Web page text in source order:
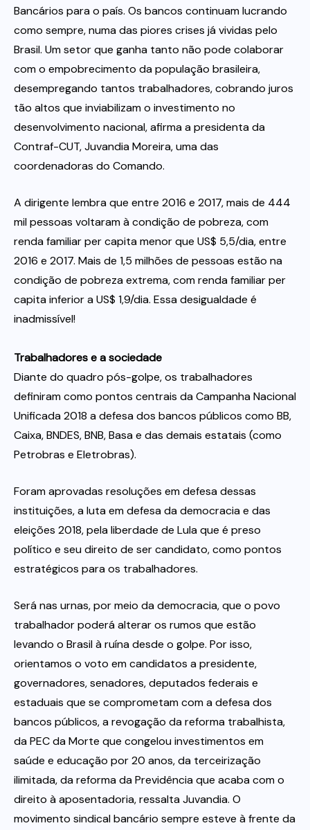
Bancários para o país. Os bancos continuam lucrando
como sempre, numa das piores crises já vividas pelo
Brasil. Um setor que ganha tanto não pode colaborar
com o empobrecimento da população brasileira,
desempregando tantos trabalhadores, cobrando juros
tão altos que inviabilizam o investimento no
desenvolvimento nacional, afirma a presidenta da
Contraf-CUT, Juvandia Moreira, uma das
coordenadoras do Comando.
A dirigente lembra que entre 2016 e 2017, mais de 444
mil pessoas voltaram à condição de pobreza, com
renda familiar per capita menor que US$ 5,5/dia, entre
2016 e 2017. Mais de 1,5 milhões de pessoas estão na
condição de pobreza extrema, com renda familiar per
capita inferior a US$ 1,9/dia. Essa desigualdade é
inadmissível!
Trabalhadores e a sociedade
Diante do quadro pós-golpe, os trabalhadores
definiram como pontos centrais da Campanha Nacional
Unificada 2018 a defesa dos bancos públicos como BB,
Caixa, BNDES, BNB, Basa e das demais estatais (como
Petrobras e Eletrobras).
Foram aprovadas resoluções em defesa dessas
instituições, a luta em defesa da democracia e das
eleições 2018, pela liberdade de Lula que é preso
político e seu direito de ser candidato, como pontos
estratégicos para os trabalhadores.
Será nas urnas, por meio da democracia, que o povo
trabalhador poderá alterar os rumos que estão
levando o Brasil à ruína desde o golpe. Por isso,
orientamos o voto em candidatos a presidente,
governadores, senadores, deputados federais e
estaduais que se comprometam com a defesa dos
bancos públicos, a revogação da reforma trabalhista,
da PEC da Morte que congelou investimentos em
saúde e educação por 20 anos, da terceirização
ilimitada, da reforma da Previdência que acaba com o
direito à aposentadoria, ressalta Juvandia. O
movimento sindical bancário sempre esteve à frente da